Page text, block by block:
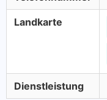
Landkarte
Dienstleistung